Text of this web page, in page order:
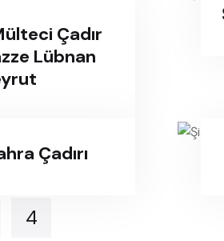
Çadır
Lübnan
Çadırı
4